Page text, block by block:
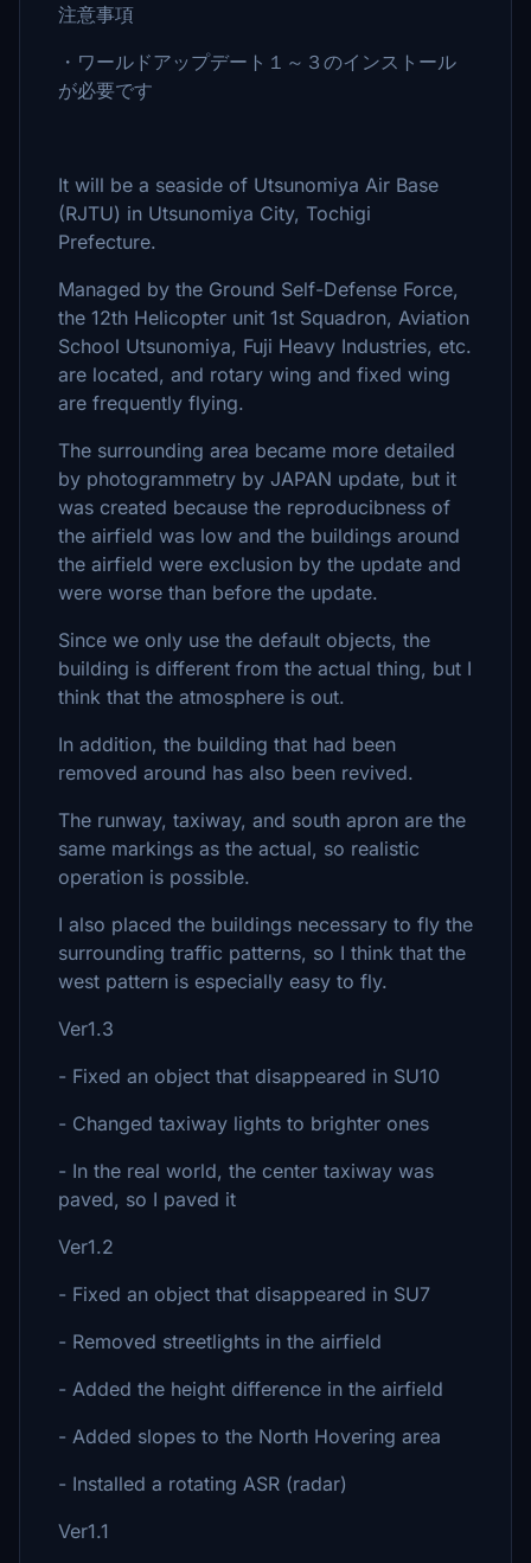
注意事項
・ワールドアップデート１～３のインストール
が必要です
It will be a seaside of Utsunomiya Air Base
(RJTU) in Utsunomiya City, Tochigi
Prefecture.
Managed by the Ground Self-Defense Force,
the 12th Helicopter unit 1st Squadron, Aviation
School Utsunomiya, Fuji Heavy Industries, etc.
are located, and rotary wing and fixed wing
are frequently flying.
The surrounding area became more detailed
by photogrammetry by JAPAN update, but it
was created because the reproducibness of
the airfield was low and the buildings around
the airfield were exclusion by the update and
were worse than before the update.
Since we only use the default objects, the
building is different from the actual thing, but I
think that the atmosphere is out.
In addition, the building that had been
removed around has also been revived.
The runway, taxiway, and south apron are the
same markings as the actual, so realistic
operation is possible.
I also placed the buildings necessary to fly the
surrounding traffic patterns, so I think that the
west pattern is especially easy to fly.
Ver1.3
- Fixed an object that disappeared in SU10
- Changed taxiway lights to brighter ones
- In the real world, the center taxiway was
paved, so I paved it
Ver1.2
- Fixed an object that disappeared in SU7
- Removed streetlights in the airfield
- Added the height difference in the airfield
- Added slopes to the North Hovering area
- Installed a rotating ASR (radar)
Ver1.1